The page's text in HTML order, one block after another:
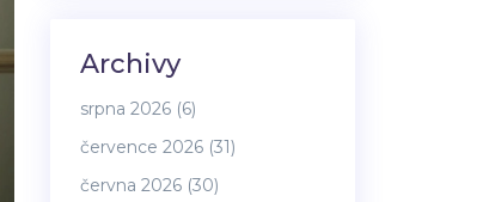
Archivy
srpna 2026 (6)
července 2026 (31)
června 2026 (30)